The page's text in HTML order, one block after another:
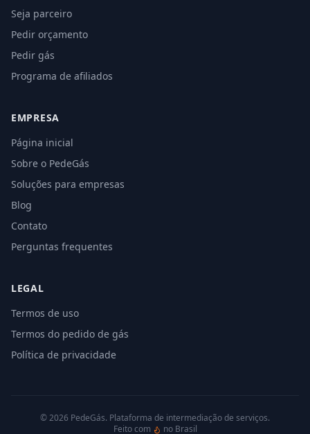
Seja parceiro
Pedir orçamento
Pedir gás
Programa de afiliados
EMPRESA
Página inicial
Sobre o PedeGás
Soluções para empresas
Blog
Contato
Perguntas frequentes
LEGAL
Termos de uso
Termos do pedido de gás
Política de privacidade
©2026 PedeGás. Plataforma de intermediação de serviços.
Feito com
no Brasil